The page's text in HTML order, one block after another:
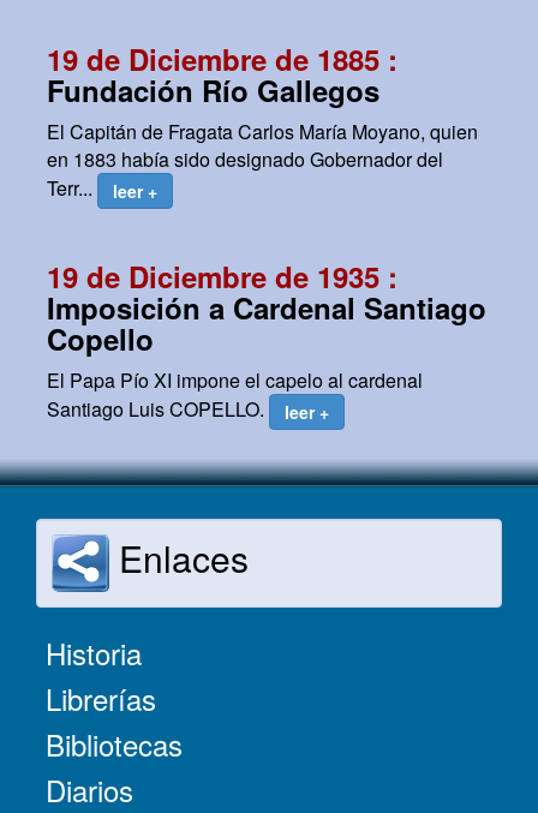
19 de Diciembre de 1885 :
Fundación Río Gallegos
El Capitán de Fragata Carlos María Moyano, quien
en 1883 había sido designado Gobernador del
Terr...
leer +
19 de Diciembre de 1935 :
Imposición a Cardenal Santiago
Copello
El Papa Pío XI impone el capelo al cardenal
Santiago Luis COPELLO.
leer +
Enlaces
Historia
Librerías
Bibliotecas
Diarios